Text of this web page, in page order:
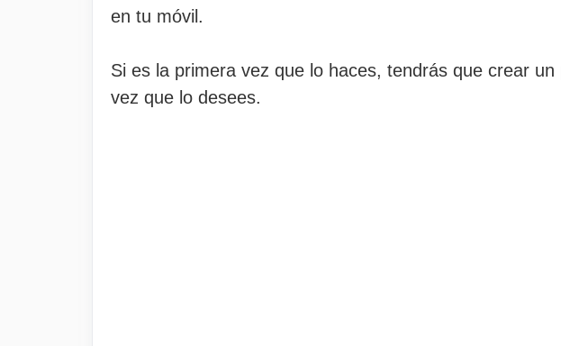
en tu móvil.
Si es la primera vez que lo haces, tendrás que crear
vez que lo desees.